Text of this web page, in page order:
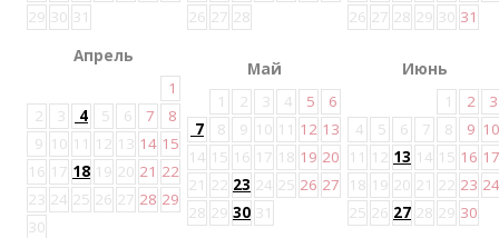
29 30 31
26 27 28
26 27 28 29 30 31
Апрель
1
2
3 4 5 6 7
8
9 10 11 12 13 14 15
16 17 18 19 20 21 22
23 24 25 26 27 28 29
30
Май
1
2 3 4 5
6
7
8 9 10 11 12 13
14 15 16 17 18 19 20
21 22 23 24 25 26 27
28 29 30 31
Июнь
1
2
3
4
5 6 7 8 9 10
11 12 13 14 15 16 17
18 19 20 21 22 23 24
25 26 27 28 29 30